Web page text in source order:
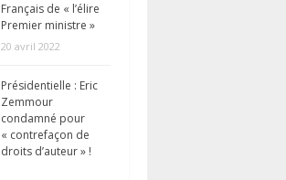
Français de « l’élire
Premier ministre »
20 avril 2022
Présidentielle : Eric
Zemmour
condamné pour
« contrefaçon de
droits d’auteur » !